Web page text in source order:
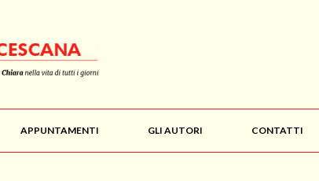
APPUNTAMENTI GLI AUTORI CONTATTI